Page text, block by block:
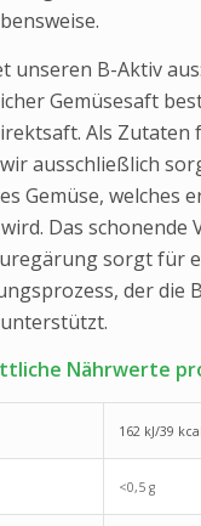
unseren B-Aktiv aus:
Gemüsesaft
Als Zutaten
ausschließlich
Gemüse, welches
Das schonende
sorgt für
der die
Nährwerte
162 kJ/39 kcal
<0,5 g